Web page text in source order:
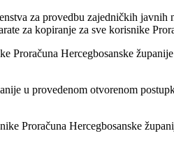
za provedbu zajedničkih javnih
za kopiranje za sve korisnike
Proračuna Hercegbosanske
u provedenom otvorenom
Proračuna Hercegbosanske